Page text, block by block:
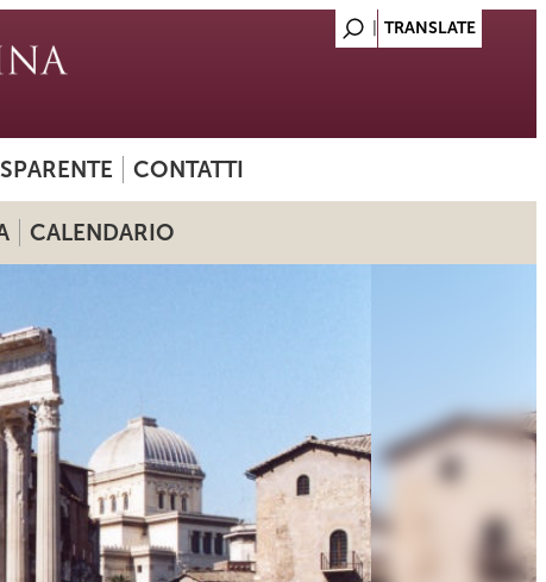
CONTATTI
CALENDARIO